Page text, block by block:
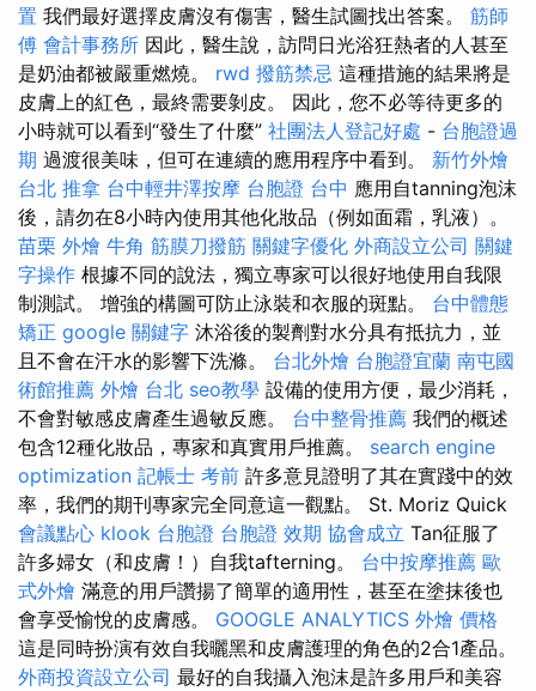
置 我們最好選擇皮膚沒有傷害，醫生試圖找出答案。 筋師
傅 會計事務所 因此，醫生說，訪問日光浴狂熱者的人甚至
是奶油都被嚴重燃燒。 rwd 撥筋禁忌 這種措施的結果將是
皮膚上的紅色，最終需要剝皮。 因此，您不必等待更多的
小時就可以看到“發生了什麼” 社團法人登記好處 - 台胞證過
期 過渡很美味，但可在連續的應用程序中看到。 新竹外燴
台北 推拿 台中輕井澤按摩 台胞證 台中 應用自tanning泡沫
後，請勿在8小時內使用其他化妝品（例如面霜，乳液）。
苗栗 外燴 牛角 筋膜刀撥筋 關鍵字優化 外商設立公司 關鍵
字操作 根據不同的說法，獨立專家可以很好地使用自我限
制測試。 增強的構圖可防止泳裝和衣服的斑點。 台中體態
矯正 google 關鍵字 沐浴後的製劑對水分具有抵抗力，並
且不會在汗水的影響下洗滌。 台北外燴 台胞證宜蘭 南屯國
術館推薦 外燴 台北 seo教學 設備的使用方便，最少消耗，
不會對敏感皮膚產生過敏反應。 台中整骨推薦 我們的概述
包含12種化妝品，專家和真實用戶推薦。 search engine
optimization 記帳士 考前 許多意見證明了其在實踐中的效
率，我們的期刊專家完全同意這一觀點。 St. Moriz Quick
會議點心 klook 台胞證 台胞證 效期 協會成立 Tan征服了
許多婦女（和皮膚！）自我tafterning。 台中按摩推薦 歐
式外燴 滿意的用戶讚揚了簡單的適用性，甚至在塗抹後也
會享受愉悅的皮膚感。 GOOGLE ANALYTICS 外燴 價格
這是同時扮演有效自我曬黑和皮膚護理的角色的2合1產品。
外商投資設立公司 最好的自我攝入泡沫是許多用戶和美容